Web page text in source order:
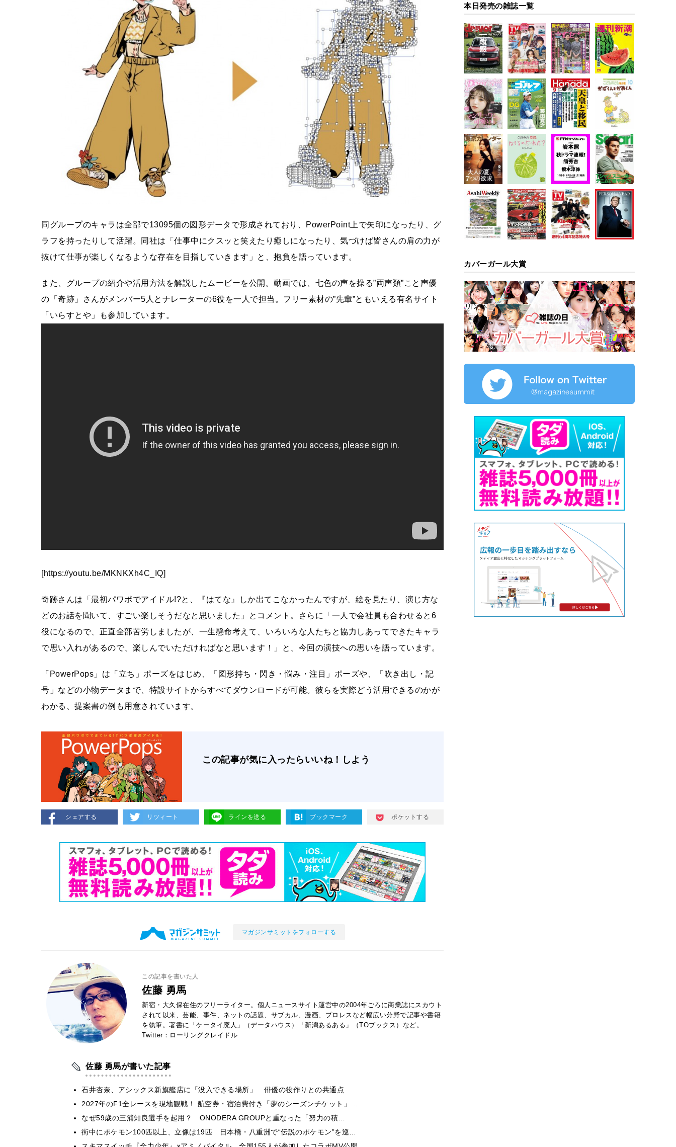
同グループのキャラは全部で13095個の図形データで形成されており、PowerPoint上で矢印になったり、グ
ラフを持ったりして活躍。同社は「仕事中にクスッと笑えたり癒しになったり、気づけば皆さんの肩の力が
抜けて仕事が楽しくなるような存在を目指していきます」と、抱負を語っています。
また、グループの紹介や活用方法を解説したムービーを公開。動画では、七色の声を操る”両声類”こと声優
の「奇跡」さんがメンバー5人とナレーターの6役を一人で担当。フリー素材の”先輩”ともいえる有名サイト
「いらすとや」も参加しています。
[https://youtu.be/MKNKXh4C_IQ]
奇跡さんは「最初パワポでアイドル!?と、『はてな』しか出てこなかったんですが、絵を見たり、演じ方な
どのお話を聞いて、すごい楽しそうだなと思いました」とコメント。さらに「一人で会社員も合わせると6
役になるので、正直全部苦労しましたが、一生懸命考えて、いろいろな人たちと協力しあってできたキャラ
で思い入れがあるので、楽しんでいただければなと思います！」と、今回の演技への思いを語っています。
「PowerPops」は「立ち」ポーズをはじめ、「図形持ち・閃き・悩み・注目」ポーズや、「吹き出し・記
号」などの小物データまで、特設サイトからすべてダウンロードが可能。彼らを実際どう活用できるのかが
わかる、提案書の例も用意されています。
この記事が気に入ったらいいね！しよう
シェアする リツィート ラインを送る ブックマーク ポケットする
マガジンサミットをフォローする
この記事を書いた人
佐藤 勇馬
新宿・大久保在住のフリーライター。個人ニュースサイト運営中の2004年ごろに商業誌にスカウト
されて以来、芸能、事件、ネットの話題、サブカル、漫画、プロレスなど幅広い分野で記事や書籍
を執筆。著書に「ケータイ廃人」（データハウス）「新潟あるある」（TOブックス）など。
Twitter：ローリングクレイドル
佐藤 勇馬が書いた記事
石井杏奈、アシックス新旗艦店に「没入できる場所」 俳優の役作りとの共通点
2027年のF1全レースを現地観戦！ 航空券・宿泊費付き「夢のシーズンチケット」…
なぜ59歳の三浦知良選手を起用？ ONODERA GROUPと重なった「努力の積…
街中にポケモン100匹以上、立像は19匹 日本橋・八重洲で“伝説のポケモン”を巡…
本日発売の雑誌一覧
カバーガール大賞